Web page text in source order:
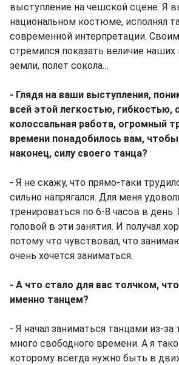
выступление на чешской сцене. Я
национальном костюме, исполнял
современной интерпретации.
стремился показать величие наших
земли, полет сокола…
- Глядя на ваши выступления,
всей этой легкостью, гибкостью,
колоссальная работа, огромный
времени понадобилось вам,
наконец, силу своего танца?
- Я не скажу, что прямо-таки
сильно напрягался. Для меня
тренироваться по 6-8 часов в день.
головой в эти занятия. И получал
потому что чувствовал, что
очень хочется заниматься.
- А что стало для вас толчком,
именно танцем?
- Я начал заниматься танцами из-за
много свободного времени. А я
которому всегда нужно быть в